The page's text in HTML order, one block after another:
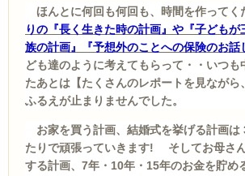
ほんとに何回も何回も、時間を作ってく
りの『長く生きた時の計画』や『子どもが
族の計画』『予想外のことへの保険のお話
ども達のように考えてもらって・・いつも
たあとは【たくさんのレポートを見ながら
ふるえが止まりませんでした。
お家を買う計画、結婚式を挙げる計画は
たりで頑張っていきます! そしてお母さ
する計画、7年・10年・15年のお金を貯め